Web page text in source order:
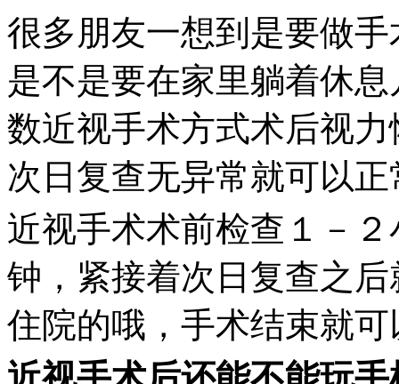
很多朋友一想到是要做
是不是要在家里躺着休
数近视手术方式术后视
次日复查无异常就可以
近视手术术前检查１－
钟，紧接着次日复查之
住院的哦，手术结束就